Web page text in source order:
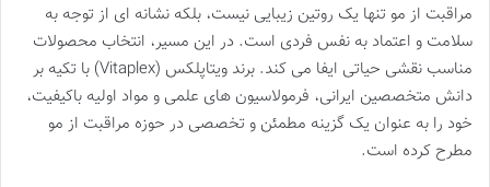
مراقبت از مو تنها یک روتین زیبایی نیست، بلکه نشانه ای از توجه به
سلامت و اعتماد به نفس فردی است. در این مسیر، انتخاب محصولات
مناسب نقشی حیاتی ایفا می کند. برند ویتاپلکس (Vitaplex) با تکیه بر
دانش متخصصین ایرانی، فرمولاسیون های علمی و مواد اولیه باکیفیت،
خود را به عنوان یک گزینه مطمئن و تخصصی در حوزه مراقبت از مو
مطرح کرده است.